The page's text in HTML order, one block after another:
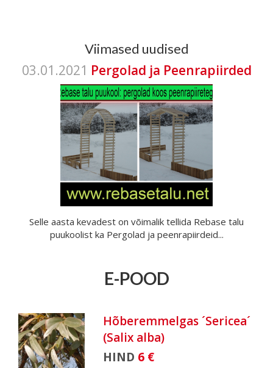
Viimased uudised
03.01.2021 Pergolad ja Peenrapiirded
Selle aasta kevadest on võimalik tellida Rebase talu
puukoolist ka Pergolad ja peenrapiirdeid...
E-POOD
Hõberemmelgas ´Sericea´
(Salix alba)
HIND 6 €